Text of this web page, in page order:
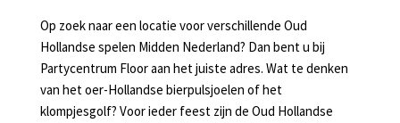
ons
Waarom
Partycentrum
Floor?
Op zoek naar een locatie voor verschillende Oud
Hollandse spelen Midden Nederland? Dan bent u bij
Partycentrum Floor aan het juiste adres. Wat te denken
van het oer-Hollandse bierpulsjoelen of het
klompjesgolf? Voor ieder feest zijn de Oud Hollandse